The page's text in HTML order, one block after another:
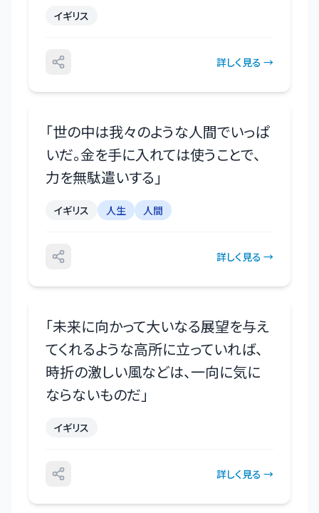
イギリス
詳しく見る →
「世の中は我々のような人間でいっぱ
いだ。金を手に入れては使うことで、
力を無駄遣いする 」
イギリス 人生 人間
詳しく見る →
「未来に向かって大いなる展望を与え
てくれるような高所に立っていれば、
時折の激しい風などは、一向に気に
ならないものだ 」
イギリス
詳しく見る →